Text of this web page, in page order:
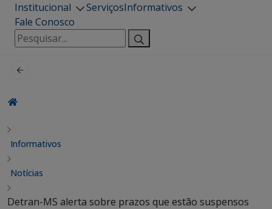
Institucional ServiçosInformativos
Fale Conosco
Pesquisar
por:
Informativos
Notícias
Detran-MS alerta sobre prazos que estão suspensos